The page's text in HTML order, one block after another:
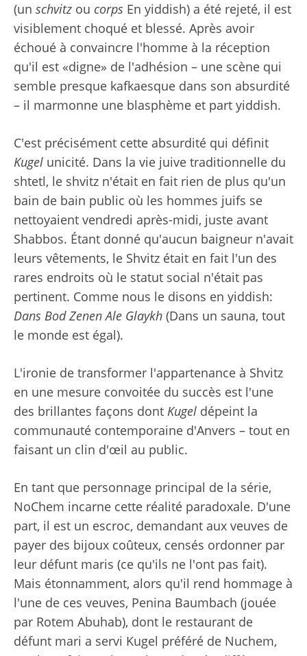
(un schvitz ou corps En yiddish) a été rejeté, il est
visiblement choqué et blessé. Après avoir
échoué à convaincre l'homme à la réception
qu'il est «digne» de l'adhésion – une scène qui
semble presque kafkaesque dans son absurdité
– il marmonne une blasphème et part yiddish.
C'est précisément cette absurdité qui définit
Kugel unicité. Dans la vie juive traditionnelle du
shtetl, le shvitz n'était en fait rien de plus qu'un
bain de bain public où les hommes juifs se
nettoyaient vendredi après-midi, juste avant
Shabbos. Étant donné qu'aucun baigneur n'avait
leurs vêtements, le Shvitz était en fait l'un des
rares endroits où le statut social n'était pas
pertinent. Comme nous le disons en yiddish:
Dans Bod Zenen Ale Glaykh (Dans un sauna, tout
le monde est égal).
L'ironie de transformer l'appartenance à Shvitz
en une mesure convoitée du succès est l'une
des brillantes façons dont Kugel dépeint la
communauté contemporaine d'Anvers – tout en
faisant un clin d'œil au public.
En tant que personnage principal de la série,
NoChem incarne cette réalité paradoxale. D'une
part, il est un escroc, demandant aux veuves de
payer des bijoux coûteux, censés ordonner par
leur défunt maris (ce qu'ils ne l'ont pas fait).
Mais étonnamment, alors qu'il rend hommage à
l'une de ces veuves, Penina Baumbach (jouée
par Rotem Abuhab), dont le restaurant de
défunt mari a servi Kugel préféré de Nuchem,